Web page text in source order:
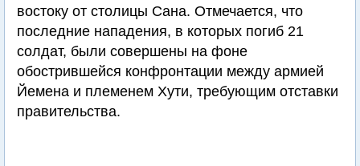
востоку от столицы Сана. Отмечается, что
последние нападения, в которых погиб 21
солдат, были совершены на фоне
обострившейся конфронтации между армией
Йемена и племенем Хути, требующим отставки
правительства.